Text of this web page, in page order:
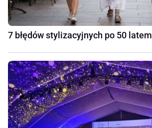
7 błędów stylizacyjnych po 50 latem